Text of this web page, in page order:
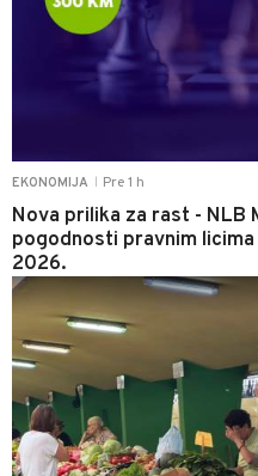
EKONOMIJA Pre 1 h
Nova prilika za rast - NLB
pogodnosti pravnim
2026.